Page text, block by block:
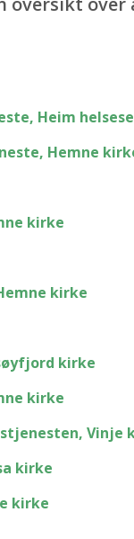
Heim
Hemne
kirke
kirke
kirke
kirke
Vinje
kirke
kirke